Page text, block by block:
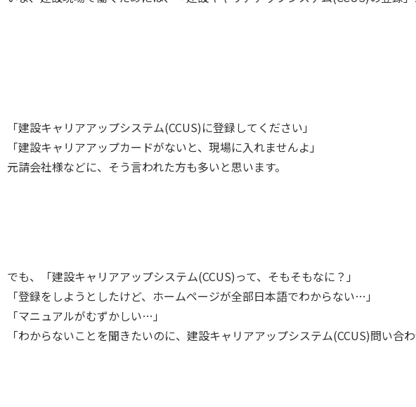
「建設キャリアアップシステム(CCUS)に登録してください」
「建設キャリアアップカードがないと、現場に入れませんよ」
元請会社様などに、そう言われた方も多いと思います。
でも、「建設キャリアアップシステム(CCUS)って、そもそもなに？」
「登録をしようとしたけど、ホームページが全部日本語でわからない…」
「マニュアルがむずかしい…」
「わからないことを聞きたいのに、建設キャリアアップシステム(CCUS)問い合